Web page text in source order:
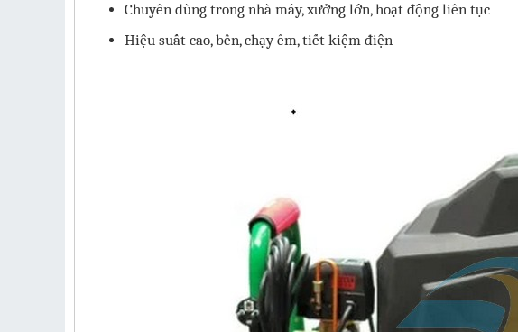
Chuyên dùng trong nhà máy, xưởng lớn, hoạt động liên tục
Hiệu suất cao, bền, chạy êm, tiết kiệm điện